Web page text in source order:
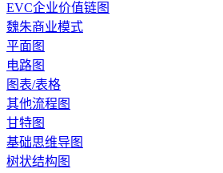
EVC企业价值链图
魏朱商业模式
平面图
电路图
图表/表格
其他流程图
甘特图
基础思维导图
树状结构图